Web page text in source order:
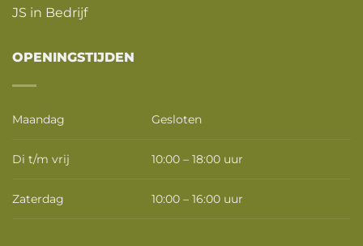
JS in Bedrijf
OPENINGSTIJDEN
Maandag Gesloten
Di t/m vrij 10:00 – 18:00 uur
Zaterdag 10:00 – 16:00 uur